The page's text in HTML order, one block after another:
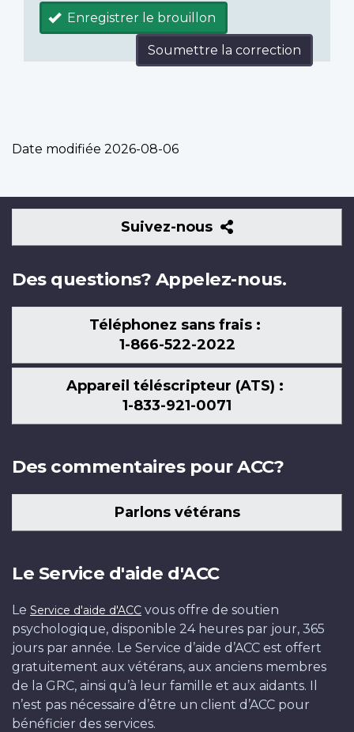
Enregistrer le brouillon
Soumettre la correction
Date modifiée 2026-08-06
Suivez-nous
Suivez-
nous
Des questions? Appelez-nous.
Téléphonez sans frais :
1-866-522-2022
Appareil téléscripteur (ATS) :
1-833-921-0071
Des commentaires pour ACC?
Parlons vétérans
Le Service d'aide d'ACC
Le Service d'aide d'ACC vous offre de soutien
psychologique, disponible 24 heures par jour, 365
jours par année. Le Service d’aide d’ACC est offert
gratuitement aux vétérans, aux anciens membres
de la GRC, ainsi qu’à leur famille et aux aidants. Il
n’est pas nécessaire d’être un client d’ACC pour
bénéficier des services.